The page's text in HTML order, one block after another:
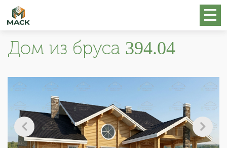
Дом из бруса 394.04